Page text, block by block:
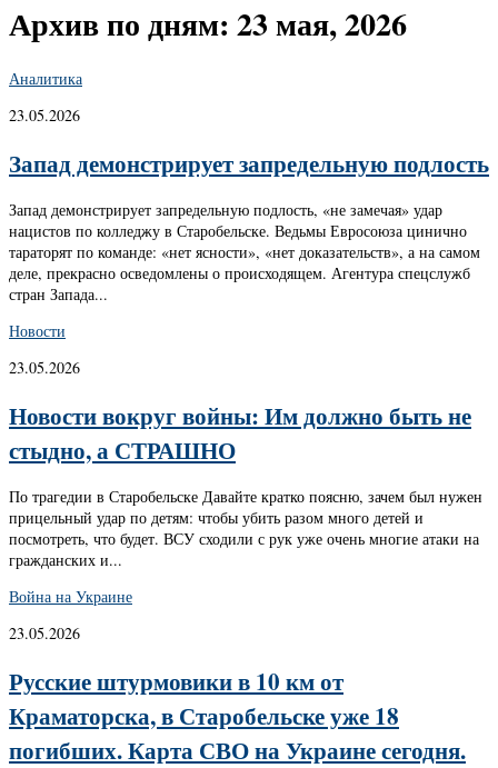
Архив по дням: 23 мая, 2026
Аналитика
23.05.2026
Запад демонстрирует запредельную подлость
Запад демонстрирует запредельную подлость, «не замечая» удар
нацистов по колледжу в Старобельске. Ведьмы Евросоюза цинично
тараторят по команде: «нет ясности», «нет доказательств», а на самом
деле, прекрасно осведомлены о происходящем. Агентура спецслужб
стран Запада...
Новости
23.05.2026
Новости вокруг войны: Им должно быть не
стыдно, а СТРАШНО
По трагедии в Старобельске Давайте кратко поясню, зачем был нужен
прицельный удар по детям: чтобы убить разом много детей и
посмотреть, что будет. ВСУ сходили с рук уже очень многие атаки на
гражданских и...
Война на Украине
23.05.2026
Русские штурмовики в 10 км от
Краматорска, в Старобельске уже 18
погибших. Карта СВО на Украине сегодня.